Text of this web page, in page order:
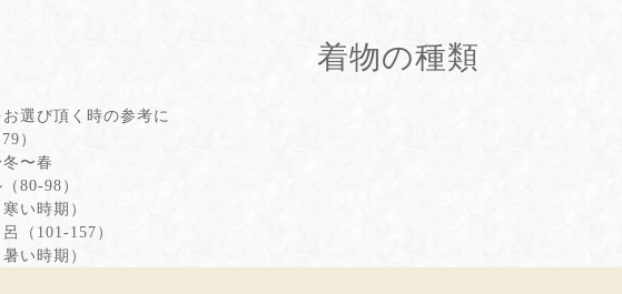
着物の種類
選び頂く時の参考に
）
〜春
80-98）
い時期）
（101-157）
い時期）